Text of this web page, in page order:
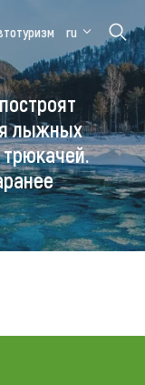
Алтайская
зимовка
ru
лыжных